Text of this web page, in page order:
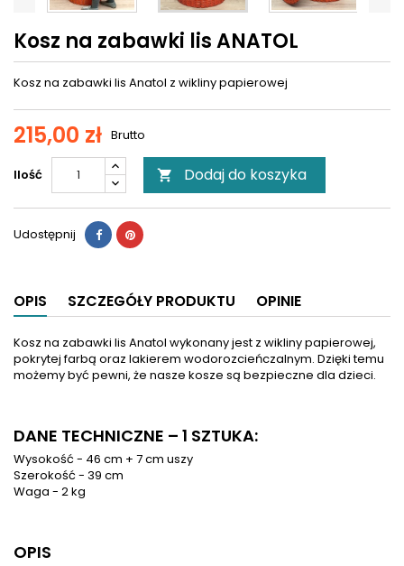
Kosz na zabawki lis ANATOL
Kosz na zabawki lis Anatol z wikliny papierowej
215,00 zł Brutto
Ilość  Dodaj do koszyka
Udostępnij
OPIS SZCZEGÓŁY PRODUKTU OPINIE
Kosz na zabawki lis Anatol wykonany jest z wikliny papierowej,
pokrytej farbą oraz lakierem wodorozcieńczalnym. Dzięki temu
możemy być pewni, że nasze kosze są bezpieczne dla dzieci.
DANE TECHNICZNE – 1 SZTUKA:
Wysokość - 46 cm + 7 cm uszy
Szerokość - 39 cm
Waga - 2 kg
OPIS